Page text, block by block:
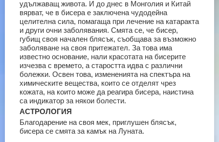
удължаващ живота. И до днес в Монголия и Китай
вярват, че в бисера е заключена чудодейна
целителна сила, помагаща при лечение на катаракта
и други очни заболявания. Смята се, че бисер,
губищ своя начален блясък, съобщава за възможно
заболяване на своя притежател. За това има
известно основание, нали красотата на бисерите
изчезва с времето, а старостта идва с различни
болежки. Освен това, измененията на спектъра на
химическите вещества, които се отделят чрез
кожата, на които може да реагира бисера, наистина
са индикатор за някои болести.
АСТРОЛОГИЯ
Благодарение на своя мек, приглушен блясък,
бисера се смята за камък на Луната.